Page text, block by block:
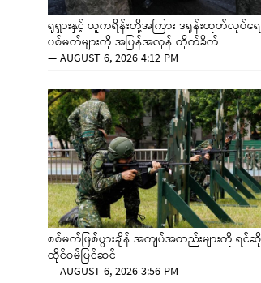
ရုရှားနှင့် ယူကရိန်းတို့အကြား ဒရုန်းထုတ်လုပ်ရ
ပစ်မှတ်များကို အပြန်အလှန် တိုက်ခိုက်
—AUGUST 6, 2026 4:12 PM
စစ်မက်ဖြစ်ပွားချိန် အကျပ်အတည်းများကို ရင်
ထိုင်ဝမ်ပြင်ဆင်
—AUGUST 6, 2026 3:56 PM